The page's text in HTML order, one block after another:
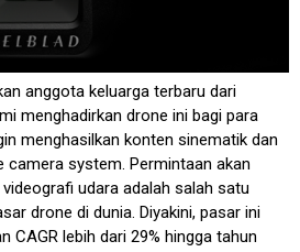
anggota keluarga terbaru dari
menghadirkan drone ini bagi para
menghasilkan konten sinematik dan
camera system. Permintaan akan
udara adalah salah satu
drone di dunia. Diyakini, pasar ini
CAGR lebih dari 29% hingga tahun